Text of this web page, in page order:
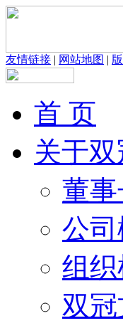
友情链接 | 网站地图 |
首 页
关于双
董
公
组
双